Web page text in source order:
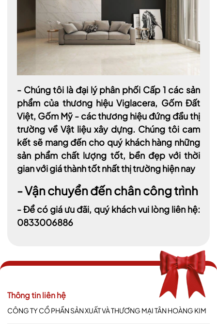
- Chúng tôi là đại lý phân phối Cấp 1 các sản
phẩm của thương hiệu Viglacera, Gốm Đất
Việt, Gốm Mỹ - các thương hiệu đứng đầu thị
trường về Vật liệu xây dựng. Chúng tôi cam
kết sẽ mang đến cho quý khách hàng những
sản phẩm chất lượng tốt, bền đẹp với thời
gian với giá thành tốt nhất thị trường hiện nay
- Vận chuyển đến chân công trình
- Để có giá ưu đãi, quý khách vui lòng liên hệ:
0833006886
Thông tin liên hệ
CÔNG TY CỔ PHẦN SẢN XUẤT VÀ THƯƠNG MẠI TÂN HOÀNG KIM